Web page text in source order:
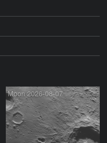
Moon 2026-08-07